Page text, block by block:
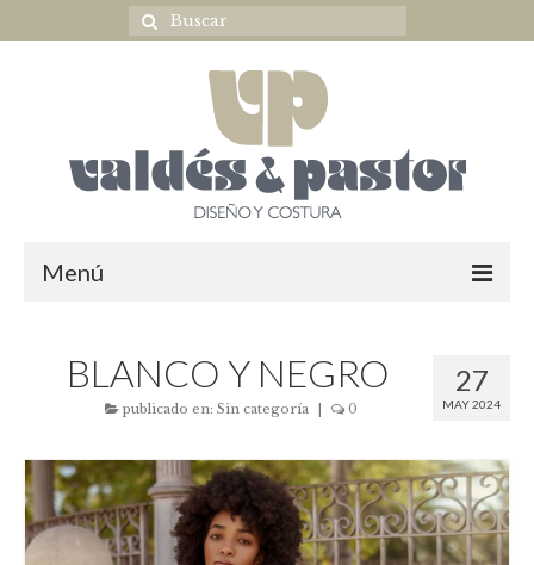
Menú
NOVIA
OUTLET NOVIA
Complementos novia
27
MAY 2024
BLANCO Y NEGRO
publicado en: Sin categoría 0